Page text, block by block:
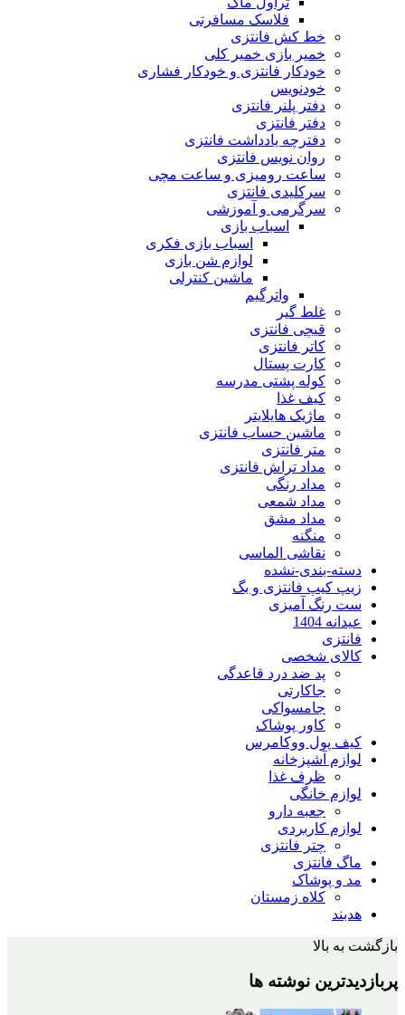
فلاسک مسافرتی
خط کش فانتزی
خمیر بازی خمیر کلی
خودکار فانتزی و خودکار فشاری
دفتر پلنر فانتزی
دفتر فانتزی
دفترچه یادداشت فانتزی
روان نویس فانتزی
ساعت رومیزی و ساعت مچی
سرکلیدی فانتزی
سرگرمی و آموزشی
اسباب بازی
اسباب بازی فکری
لوازم شن بازی
ماشین کنترلی
قیچی فانتزی
کاتر فانتزی
کارت پستال
کوله پشتی مدرسه
ماژیک هایلایتر
ماشین حساب فانتزی
متر فانتزی
مداد تراش فانتزی
مداد رنگی
مداد شمعی
مداد مشق
نقاشی الماسی
بندی-نشده
فانتزی و بگ
آمیزی
شخصی
پد ضد درد قاعدگی
جامسواکی
کاور پوشاک
ووکامرس
آشپزخانه
خانگی
کاربردی
چتر فانتزی
کلاه زمستان
نوشته ها